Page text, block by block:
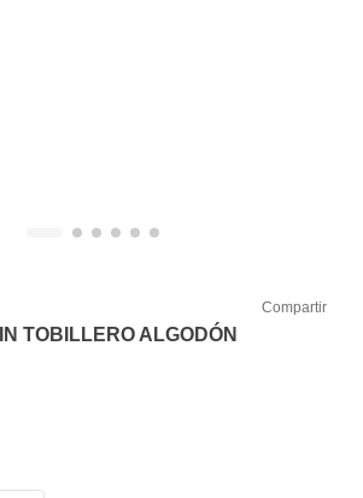
Compartir
TOBILLERO ALGODÓN